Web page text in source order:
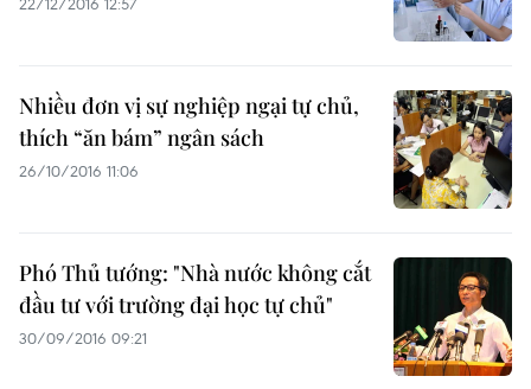
Nhiều đơn vị sự nghiệp ngại tự chủ,
thích “ăn bám” ngân sách
26/10/2016 11:06
Phó Thủ tướng: "Nhà nước không cắt
đầu tư với trường đại học tự chủ"
30/09/2016 09:21